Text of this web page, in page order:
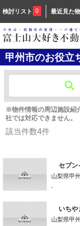
検討リスト 0 最近見た
甲州市のお役立
※物件情報の周辺施設紹
社では対応できません。
該当件数4件
セブン
山梨県甲
-
いちや
山梨県甲